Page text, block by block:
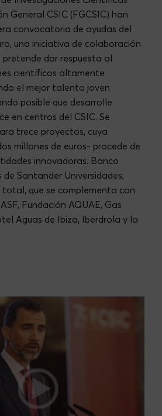
General CSIC (FGCSIC) han
convocatoria de ayudas del
una iniciativa de colaboración
dar respuesta al
científicos altamente
el mejor talento joven
posible que desarrolle
en centros del CSIC. Se
trece proyectos, cuya
millones de euros- procede de
innovadoras. Banco
Santander Universidades,
que se complementa con
Fundación AQUAE, Gas
Aguas de Ibiza, Iberdrola y la